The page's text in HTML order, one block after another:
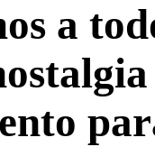
a